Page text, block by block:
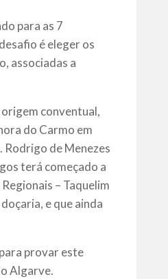
para as 7
é eleger os
associadas a
conventual,
do Carmo em
Rodrigo de Menezes
terá começado a
– Taquelim
e que ainda
provar este
Algarve.